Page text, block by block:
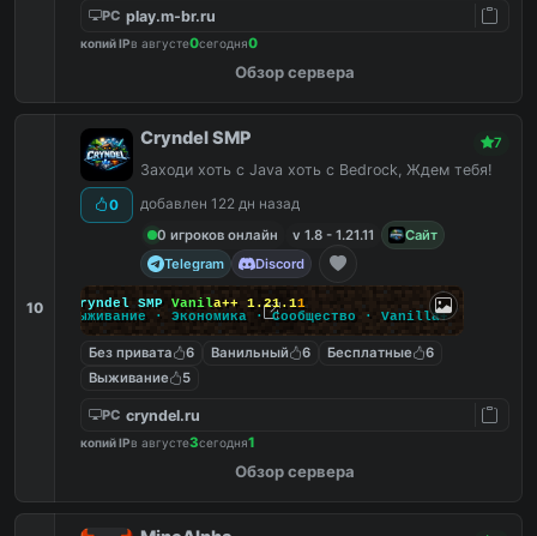
PC play.m-br.ru
копий IPв августе0сегодня0
Обзор сервера
10
0
Cryndel SMP 7
Заходи хоть с Java хоть с Bedrock, Ждем тебя!
добавлен 122 дн назад
0 игроков онлайн
v 1.8 - 1.21.11
Сайт
Telegram
Discord
ryndel SMP Vanila++ 1.21. 11
ыживание · Экономика · Сообщество · Vanilla+
Без привата 6 Ванильный 6 Бесплатные
6
Выживание
5
PC cryndel.ru
копий IPв августе3сегодня1
Обзор сервера